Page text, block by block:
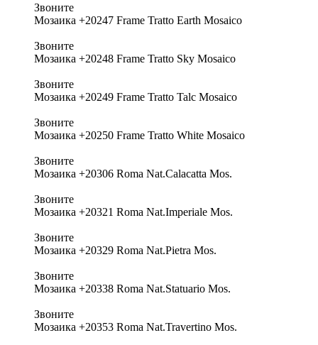
Звоните
Мозаика +20247 Frame Tratto Earth Mosaico
Звоните
Мозаика +20248 Frame Tratto Sky Mosaico
Звоните
Мозаика +20249 Frame Tratto Talc Mosaico
Звоните
Мозаика +20250 Frame Tratto White Mosaico
Звоните
Мозаика +20306 Roma Nat.Calacatta Mos.
Звоните
Мозаика +20321 Roma Nat.Imperiale Mos.
Звоните
Мозаика +20329 Roma Nat.Pietra Mos.
Звоните
Мозаика +20338 Roma Nat.Statuario Mos.
Звоните
Мозаика +20353 Roma Nat.Travertino Mos.